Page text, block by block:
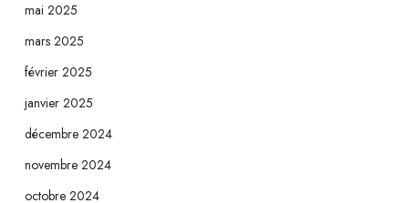
mai 2025
mars 2025
février 2025
janvier 2025
décembre 2024
novembre 2024
octobre 2024